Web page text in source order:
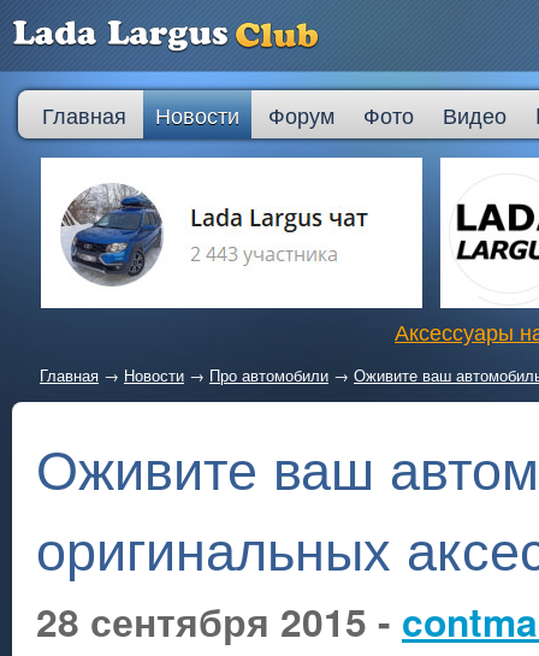
Главная Новости Форум Фото Видео
Аксессуары
Главная → Новости → Про автомобили → Оживите ваш
Оживите ваш
оригинальных
28 сентября 2015 -